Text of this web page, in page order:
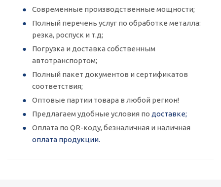
Современные производственные мощности;
Полный перечень услуг по обработке металла:
резка, роспуск и т.д;
Погрузка и доставка собственным
автотранспортом;
Полный пакет документов и сертификатов
соответствия;
Оптовые партии товара в любой регион!
Предлагаем удобные условия по доставке;
Оплата по QR-коду, безналичная и наличная
оплата продукции.